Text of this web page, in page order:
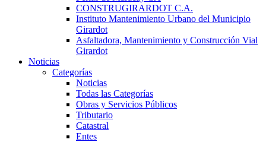
CONSTRUGIRARDOT C.A.
Instituto Mantenimiento Urbano del Municipio
Girardot
Asfaltadora, Mantenimiento y Construcción Vial
Girardot
Noticias
Categorías
Noticias
Todas las Categorías
Obras y Servicios Públicos
Tributario
Catastral
Entes